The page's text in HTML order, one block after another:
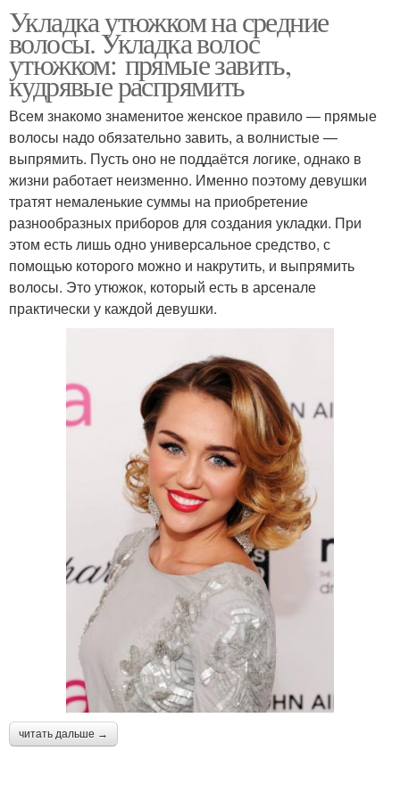
Укладка утюжком на средние
волосы. Укладка волос
утюжком: прямые завить,
кудрявые распрямить
Всем знакомо знаменитое женское правило — прямые
волосы надо обязательно завить, а волнистые —
выпрямить. Пусть оно не поддаётся логике, однако в
жизни работает неизменно. Именно поэтому девушки
тратят немаленькие суммы на приобретение
разнообразных приборов для создания укладки. При
этом есть лишь одно универсальное средство, с
помощью которого можно и накрутить, и выпрямить
волосы. Это утюжок, который есть в арсенале
практически у каждой девушки.
читать дальше →